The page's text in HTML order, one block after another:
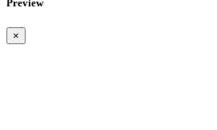
Preview
×